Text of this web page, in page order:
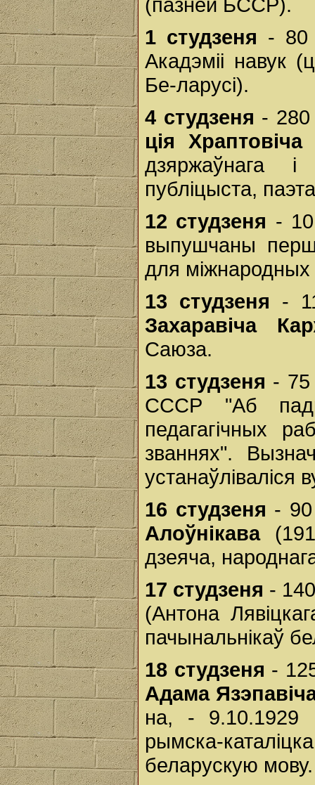
1 студзеня - 80
Акадэміі навук
Бе-ларусі).
4 студзеня -
ція Храптовіча
дзяржаўнага
публіцыста,
12 студзеня -
выпушчаны
для міжнародных
13 студзеня -
Захаравіча
Саюза.
13 студзеня - 75
СССР "Аб
педагагічных
званнях".
устанаўліваліся
16 студзеня -
Алоўнікава
дзеяча,
17 студзеня -
(Антона
пачынальнікаў
18 студзеня -
Адама
на, - 9.10.1929
рымска-
беларускую мову.